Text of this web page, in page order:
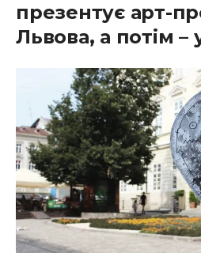
презентує арт-
Львова, а потім